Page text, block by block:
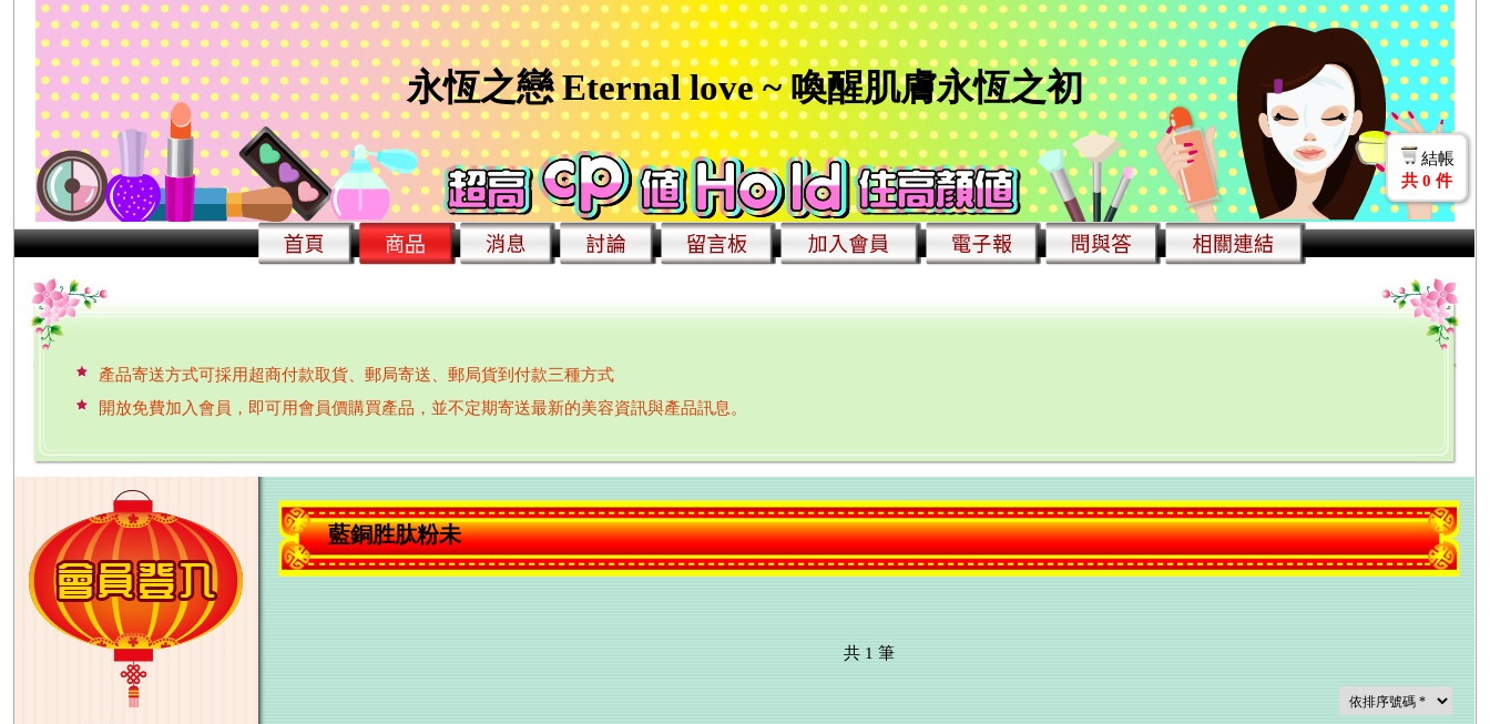
結帳
共 0 件
永恆之戀 Eternal love ~ 喚醒肌膚永恆之初
2014年09月 精華液、乳液、面膜、時空膠囊全系列產品廣告內容通過台中市衛生局審核
產品寄送方式可採用超商付款取貨、郵局寄送、郵局貨到付款三種方式
開放免費加入會員，即可用會員價購買產品，並不定期寄送最新的美容資訊與產品訊息。
消費金額滿三千元免運費
四大超商7-11、全家、萊爾富與OK 都可供選擇，超商付款取貨60元，取貨更方便!!
產品寄送方式可採用超商付款取貨、郵局寄送、郵局貨到付款三種方式
開放免費加入會員，即可用會員價購買產品，並不定期寄送最新的美容資訊與產品訊息。
四大超商7-11、全家、萊爾富與OK 都可供選擇，超商付款取貨60元，取貨更方便!!
因系統問題常發生購買後訂單並未傳送至信箱以至於沒寄出，如購買後二天內未收到出貨通知，請跟網管聯絡詢問，謝謝您!
本網站產品全部無添加雌激素，請安心使用~食藥署明年禁用的雌激素Estradiol（雌二醇）、Estrone（雌酮）和Ethinyl estradiol（乙炔雌二醇)
2014年09月 精華液、乳液、面膜、時空膠囊全系列產品廣告內容通過台中市衛生局審核
產品寄送方式可採用超商付款取貨、郵局寄送、郵局貨到付款三種方式
開放免費加入會員，即可用會員價購買產品，並不定期寄送最新的美容資訊與產品訊息。
消費金額滿三千元免運費
四大超商7-11、全家、萊爾富與OK 都可供選擇，超商付款取貨60元，取貨更方便!!
藍銅胜肽粉未
共 1筆